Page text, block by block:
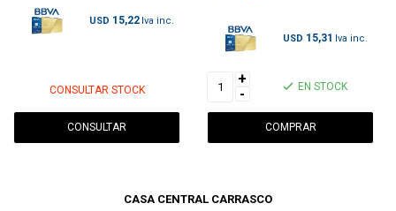
USD 15,22
CONSULTAR STOCK
CONSULTAR
USD 15,31
+
-
EN STOCK
CASA CENTRAL CARRASCO